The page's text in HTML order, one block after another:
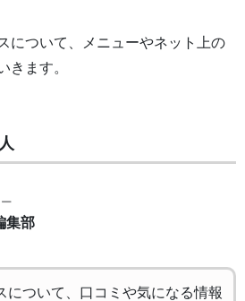
について、メニューやネット上の
きます。
集部
について、口コミや気になる情報